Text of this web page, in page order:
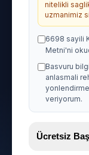
nitelikli
uzmanimiz
6698 sayili
Metni'ni
Basvuru
anlasmali
veriyorum.
Ücretsiz